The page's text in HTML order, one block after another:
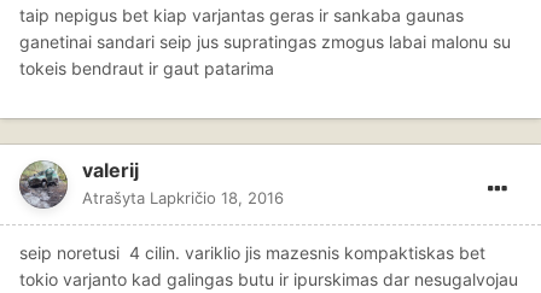
taip nepigus bet kiap varjantas geras ir sankaba gaunas
ganetinai sandari seip jus supratingas zmogus labai malonu su
tokeis bendraut ir gaut patarima
valerij
Atrašyta Lapkričio 18, 2016
seip noretusi 4 cilin. variklio jis mazesnis kompaktiskas bet
tokio varjanto kad galingas butu ir ipurskimas dar nesugalvojau